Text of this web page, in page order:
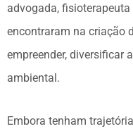
advogada,
encontraram na criação
empreender, diversificar
ambiental.
Embora tenham